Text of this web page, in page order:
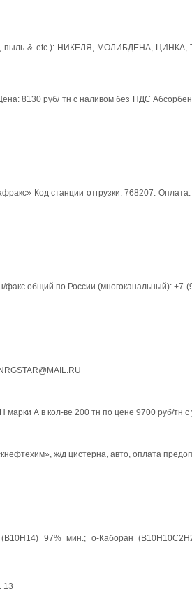
пыль & etc.): НИКЕЛЯ, МОЛИБДЕНА,
8130 руб/ тн с наливом без НДС
Код станции отгрузки: 768207. Оплата:
факс общий по России (многоканальный): +7-
А в кол-ве 200 тн по цене 9700 руб/тн
ж/д цистерна, авто, оплата
(В10Н14) 97% мин.; о-Каборан
13